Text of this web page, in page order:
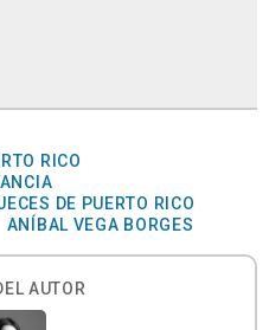
RICO
DE PUERTO RICO
ANÍBAL VEGA BORGES
AUTOR